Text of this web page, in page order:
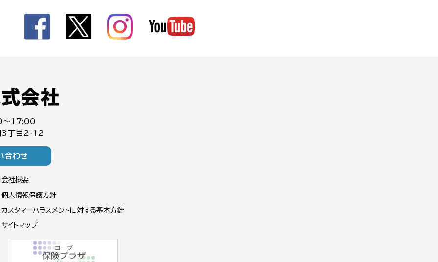
～17:00
3丁目2-12
合わせ
会社概要
個人情報保護方針
カスタマーハラスメントに対する基本方針
サイトマップ